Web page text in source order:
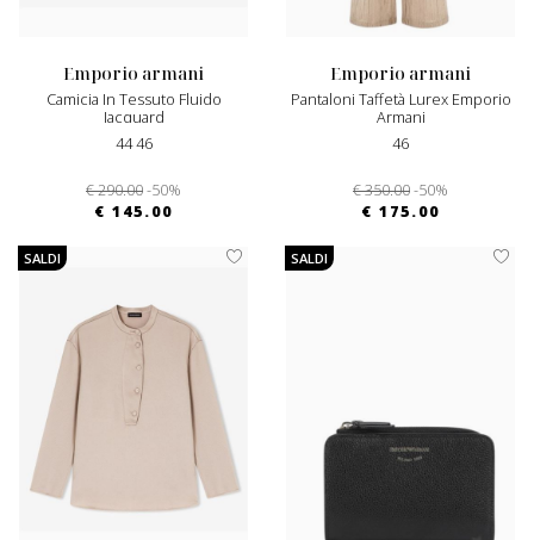
emporio armani
Camicia In Tessuto Fluido
Jacquard
44 46
€ 290.00-50%
€ 145.00
emporio armani
Pantaloni Taffetà Lurex Emporio
Armani
46
€ 350.00-50%
€ 175.00
SALDI SALDI